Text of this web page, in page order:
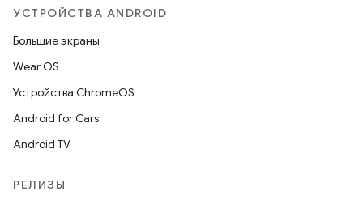
УСТРОЙСТВА ANDROID
Большие экраны
Wear OS
Устройства ChromeOS
Android for Cars
Android TV
РЕЛИЗЫ